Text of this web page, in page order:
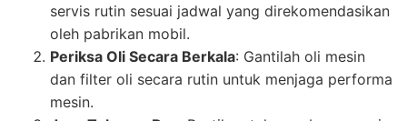
servis rutin sesuai jadwal yang direkomendasikan
oleh pabrikan mobil.
Periksa Oli Secara Berkala: Gantilah oli mesin
dan filter oli secara rutin untuk menjaga performa
mesin.